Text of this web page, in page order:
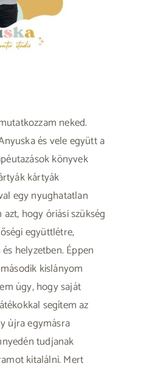
neked.
és vele együtt a
könyvek
kártyák
egy nyughatatlan
hogy óriási szükség
együttlétre,
helyzetben. Éppen
kislányom
úgy, hogy saját
segítem az
újra egymásra
tudjanak
kitalálni. Mert